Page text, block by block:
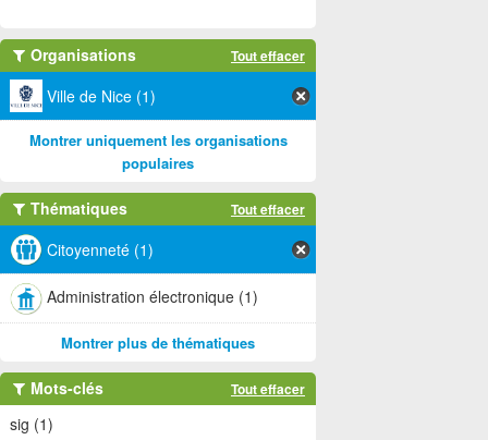
Organisations Tout effacer
Ville de Nice (1)
Montrer uniquement les organisations
populaires
Thématiques Tout effacer
Citoyenneté (1)
Administration électronique (1)
Montrer plus de thématiques
Mots-clés Tout effacer
sig (1)